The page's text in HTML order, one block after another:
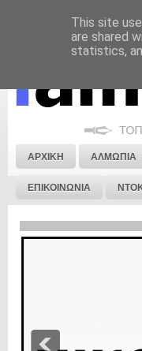
ΝΟΜΙΚΗ ΣΗΜΕΙΩΣΗ
ΑΡΧΙΚΗ ΑΛΜΩΠΙΑ
ΕΠΙΚΟΙΝΩΝΙΑ
This site
are shared
statistics,